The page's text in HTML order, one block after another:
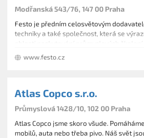
Modřanská 543/76, 147 00 Praha
Festo je předním celosvětovým
techniky a také společnost, která se
oblasti poskytování průmyslových školení
programů.
www.festo.cz
Atlas Copco s.r.o.
Průmyslová 1428/10, 102 00 Praha
Atlas Copco jsme skoro všude. Pomáháme vyrábět displeje
mobilů, auta nebo třeba pivo. Náš svět